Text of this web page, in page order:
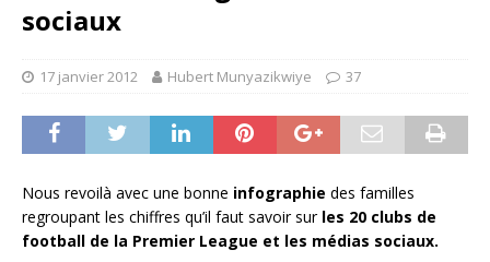
sociaux
17 janvier 2012 Hubert Munyazikwiye 37
Nous revoilà avec une bonne infographie des familles
regroupant les chiffres qu’il faut savoir sur les 20 clubs de
football de la Premier League et les médias sociaux.